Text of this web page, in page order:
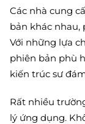
Các nhà cung
bản khác nhau,
Với những lựa
phiên bản phù
kiến trúc sư
Rất nhiều
lý ứng dụng.